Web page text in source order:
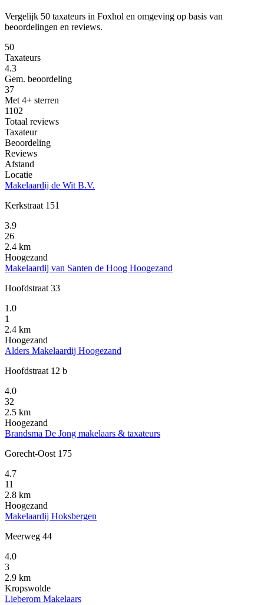
Vergelijk 50 taxateurs in Foxhol en omgeving op basis van
beoordelingen en reviews.
50
Taxateurs
4.3
Gem. beoordeling
37
Met 4+ sterren
1102
Totaal reviews
Taxateur
Beoordeling
Reviews
Afstand
Locatie
Makelaardij de Wit B.V.
Kerkstraat 151
3.9
26
2.4 km
Hoogezand
Makelaardij van Santen de Hoog Hoogezand
Hoofdstraat 33
1.0
1
2.4 km
Hoogezand
Alders Makelaardij Hoogezand
Hoofdstraat 12 b
4.0
32
2.5 km
Hoogezand
Brandsma De Jong makelaars & taxateurs
Gorecht-Oost 175
4.7
11
2.8 km
Hoogezand
Makelaardij Hoksbergen
Meerweg 44
4.0
3
2.9 km
Kropswolde
Lieberom Makelaars